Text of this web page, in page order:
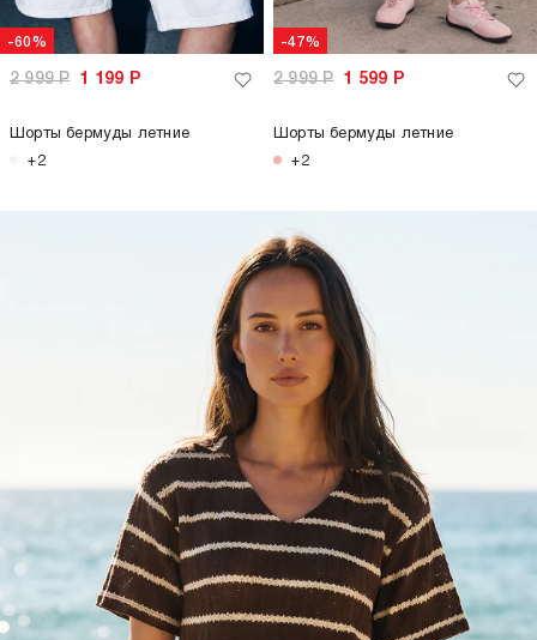
-60%
2 999Р 1 199 Р
Шорты бермуды летние
+2
-47%
2 999Р 1 599 Р
Шорты бермуды летние
+2